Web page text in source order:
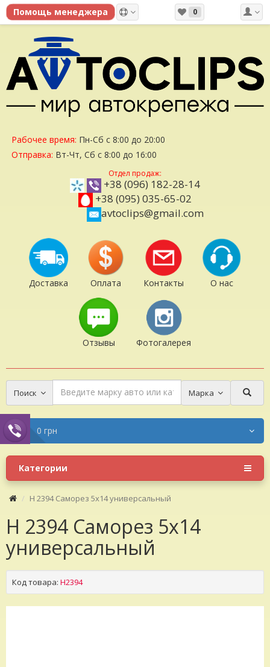
0
Рабочее время: Пн-Сб с 8:00 до 20:00
Отправка: Вт-Чт, Сб с 8:00 до 16:00
Отдел продаж:
+38 (096) 182-28-14
+38 (095) 035-65-02
avtoclips@gmail.com
Доставка Оплата Контакты О нас
Отзывы Фотогалерея
Поиск Марка
0 грн
Категории
H 2394 Саморез 5х14 универсальный
H 2394 Саморез 5х14
универсальный
Код товара: H2394